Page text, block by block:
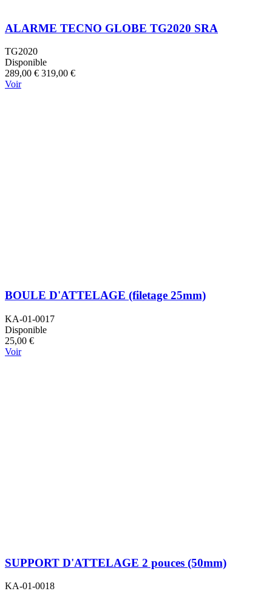
ALARME TECNO GLOBE TG2020 SRA
TG2020
Disponible
289,00 € 319,00 €
Voir
BOULE D'ATTELAGE (filetage 25mm)
KA-01-0017
Disponible
25,00 €
Voir
SUPPORT D'ATTELAGE 2 pouces (50mm)
KA-01-0018